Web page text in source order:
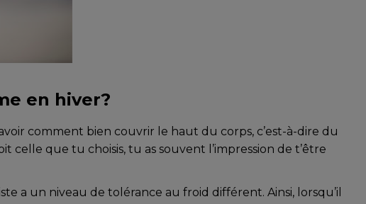
en hiver?
comment bien couvrir le haut du corps, c’est-à-dire du
celle que tu choisis, tu as souvent l’impression de t’être
a un niveau de tolérance au froid différent. Ainsi, lorsqu’il